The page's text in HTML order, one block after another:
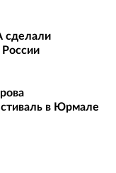
сделали
в Юрмале